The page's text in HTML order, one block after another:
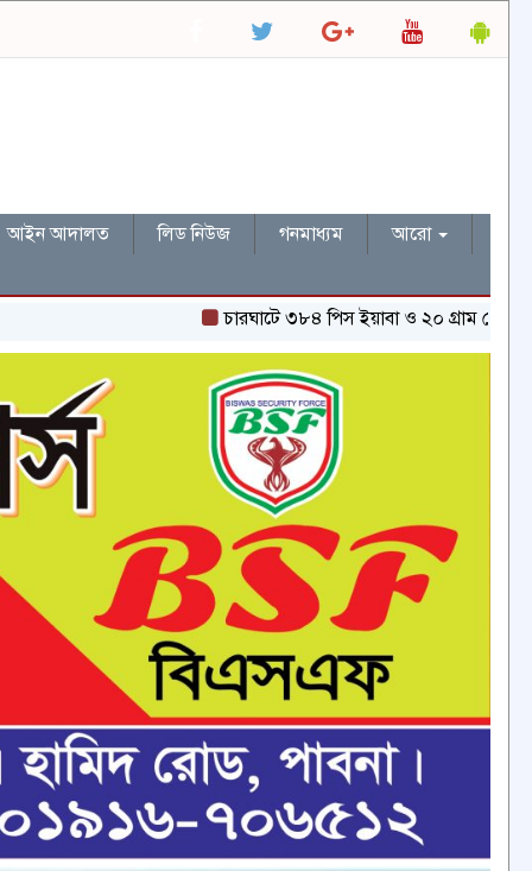
আইন আদালত লিড নিউজ গনমাধ্যম
আরো
চারঘাটে ৩৮৪ পিস ইয়াবা ও ২০ গ্রাম হেরোইনসহ একজন